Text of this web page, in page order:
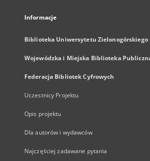
Informacje
Biblioteka Uniwersytetu Zielonogórskiego
Wojewódzka i Miejska Biblioteka
Federacja Bibliotek Cyfrowych
Uczestnicy Projektu
Opis projektu
Dla autorów i wydawców
Najczęściej zadawane pytania